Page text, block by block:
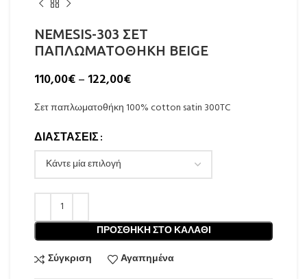
NEMESIS-303 ΣΕΤ
ΠΑΠΛΩΜΑΤΟΘΗΚΗ BEIGE
110,00€– 122,00€
Σετ παπλωματοθήκη 100% cotton satin 300TC
ΔΙΑΣΤΑΣΕΙΣ
ΠΡΟΣΘΉΚΗ ΣΤΟ ΚΑΛΆΘΙ
Σύγκριση
Αγαπημένα